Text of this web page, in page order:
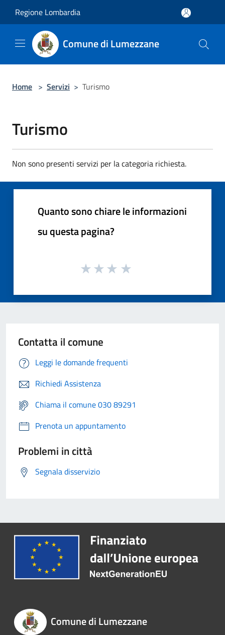
Regione Lombardia
Comune di Lumezzane
Home > Servizi > Turismo
Turismo
Non sono presenti servizi per la categoria richiesta.
Quanto sono chiare le informazioni
su questa pagina?
Contatta il comune
Leggi le domande frequenti
Richiedi Assistenza
Chiama il comune 030 89291
Prenota un appuntamento
Problemi in città
Segnala disservizio
Comune di Lumezzane